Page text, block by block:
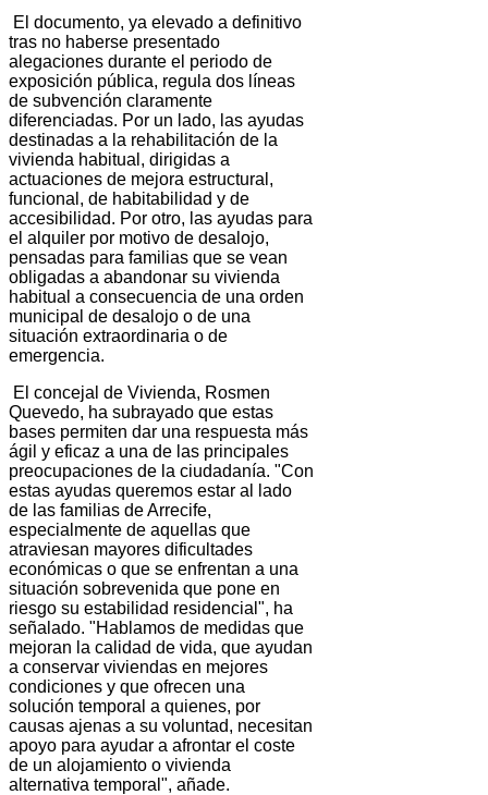
El documento, ya elevado a definitivo
tras no haberse presentado
alegaciones durante el periodo de
exposición pública, regula dos líneas
de subvención claramente
diferenciadas. Por un lado, las ayudas
destinadas a la rehabilitación de la
vivienda habitual, dirigidas a
actuaciones de mejora estructural,
funcional, de habitabilidad y de
accesibilidad. Por otro, las ayudas para
el alquiler por motivo de desalojo,
pensadas para familias que se vean
obligadas a abandonar su vivienda
habitual a consecuencia de una orden
municipal de desalojo o de una
situación extraordinaria o de
emergencia.
El concejal de Vivienda, Rosmen
Quevedo, ha subrayado que estas
bases permiten dar una respuesta más
ágil y eficaz a una de las principales
preocupaciones de la ciudadanía. "Con
estas ayudas queremos estar al lado
de las familias de Arrecife,
especialmente de aquellas que
atraviesan mayores dificultades
económicas o que se enfrentan a una
situación sobrevenida que pone en
riesgo su estabilidad residencial", ha
señalado. "Hablamos de medidas que
mejoran la calidad de vida, que ayudan
a conservar viviendas en mejores
condiciones y que ofrecen una
solución temporal a quienes, por
causas ajenas a su voluntad, necesitan
apoyo para ayudar a afrontar el coste
de un alojamiento o vivienda
alternativa temporal", añade.